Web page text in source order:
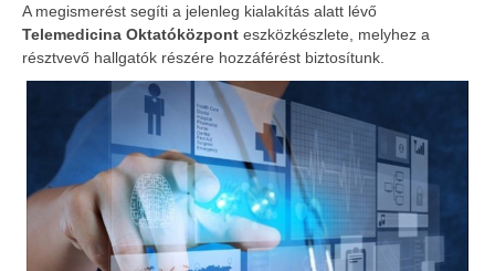
A megismerést segíti a jelenleg kialakítás alatt lévő
Telemedicina Oktatóközpont eszközkészlete, melyhez a
résztvevő hallgatók részére hozzáférést biztosítunk.